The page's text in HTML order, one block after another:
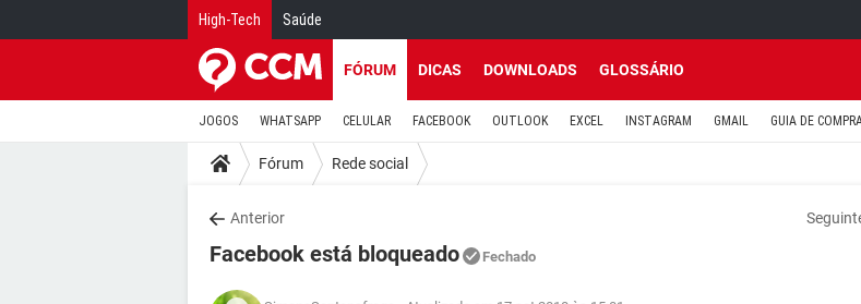
High-Tech Saúde
FÓRUM DICAS DOWNLOADS GLOSSÁRIO
JOGOS WHATSAPP CELULAR FACEBOOK OUTLOOK EXCEL INSTAGRAM GMAIL GUIA DE
Fórum Rede social
Anterior
Facebook está bloqueado Fechado